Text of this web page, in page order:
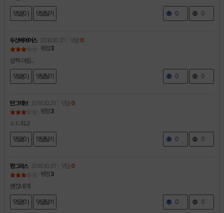
댓글(0 ) 댓글달기 0 0
두산베에어스 2016.10.31 댓글 0
평점 3
살짝 아쉽..
댓글(0 ) 댓글달기 0 0
탄그레브 2016.10.31 댓글 0
평점 3
ㄷㄷ최고
댓글(0 ) 댓글달기 0 0
판그라스 2016.10.31 댓글 0
평점 3
괜찮네여
댓글(0 ) 댓글달기 0 0